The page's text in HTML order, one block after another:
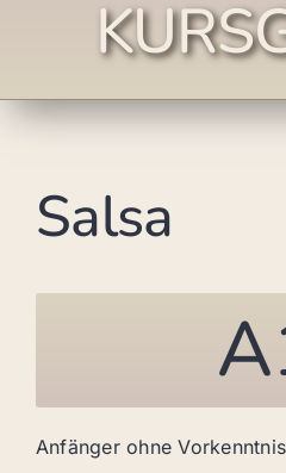
Salsa
Anfänger ohne